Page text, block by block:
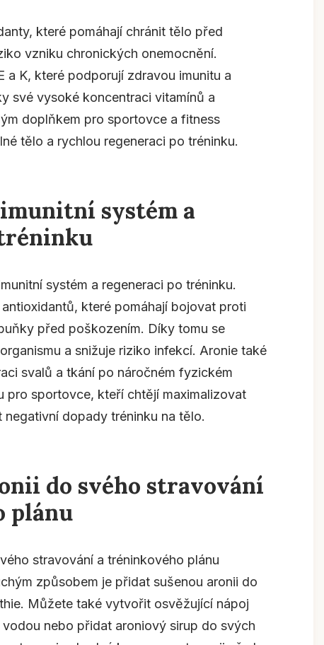
které pomáhají chránit tělo před
vzniku chronických onemocnění.
a K, které podporují zdravou imunitu a
své vysoké koncentraci vitamínů a
doplňkem pro sportovce a fitness
tělo a rychlou regeneraci po tréninku.
systém a
systém a regeneraci po tréninku.
které pomáhají bojovat proti
před poškozením. Díky tomu se
a snižuje riziko infekcí. Aronie také
svalů a tkání po náročném fyzickém
pro sportovce, kteří chtějí maximalizovat
dopady tréninku na tělo.
do svého stravování
plánu
stravování a tréninkového plánu
způsobem je přidat sušenou aronii do
Můžete také vytvořit osvěžující nápoj
nebo přidat aroniový sirup do svých